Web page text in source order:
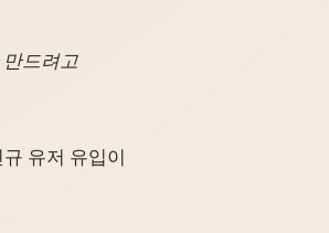
드려고
유저 유입이